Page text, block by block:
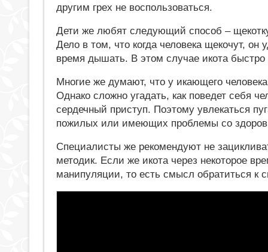
другим грех не воспользоваться.
Дети же любят следующий способ –
Дело в том, что когда человека щекочут, он
время дышать. В этом случае икота быстро
Многие же думают, что у икающего
Однако сложно угадать, как поведет себя
сердечный приступ. Поэтому увлекаться
пожилых или имеющих проблемы со
Специалисты же рекомендуют не
методик. Если же икота через некоторое
манипуляции, то есть смысл обратиться к